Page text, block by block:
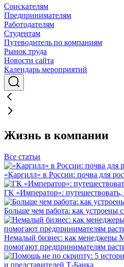
Соискателям
Предпринимателям
Работодателям
Студентам
Путеводитель по компаниям
Рынок труда
Новости сайта
Календарь мероприятий
Жизнь в компании
Все статьи
«Каргилл» в России: почва для
ГК «Император»: путешествовать,
Больше чем работа: как устроены
Немалый бизнес: как менеджеры
помогают предпринимателям